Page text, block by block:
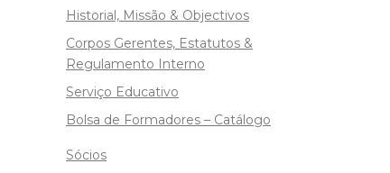
Historial, Missão & Objectivos
Corpos Gerentes, Estatutos &
Regulamento Interno
Serviço Educativo
Bolsa de Formadores – Catálogo
Sócios